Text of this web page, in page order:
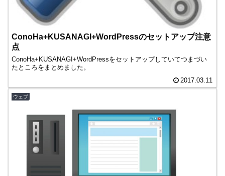
ConoHa+KUSANAGI+WordPressのセットアップ注意
点
ConoHa+KUSANAGI+WordPressをセットアップしていてつまづい
たところをまとめました。
2017.03.11
ウェブ